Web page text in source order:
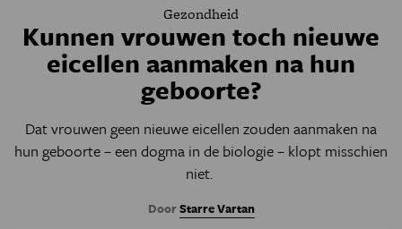
Gezondheid
Kunnen vrouwen toch nieuwe
eicellen aanmaken na hun
geboorte?
Dat vrouwen geen nieuwe eicellen zouden aanmaken na
hun geboorte – een dogma in de biologie – klopt misschien
niet.
DoorStarre Vartan